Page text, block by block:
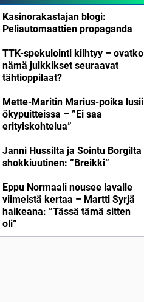
Kasinorakastajan blogi:
Peliautomaattien propaganda
TTK-spekulointi kiihtyy – ovatko
nämä julkkikset seuraavat
tähtioppilaat?
Mette-Maritin Marius-poika lusii
ökypuitteissa – ”Ei saa
erityiskohtelua”
Janni Hussilta ja Sointu Borgilta
shokkiuutinen: ”Breikki”
Eppu Normaali nousee lavalle
viimeistä kertaa – Martti Syrjä
haikeana: ”Tässä tämä sitten
oli”